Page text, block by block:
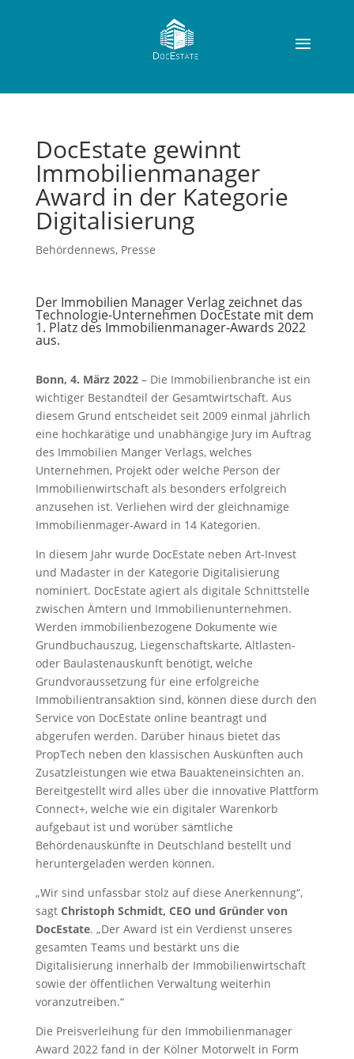
DocEstate gewinnt
Immobilienmanager
Award in der Kategorie
Digitalisierung
Behördennews, Presse
Der Immobilien Manager Verlag zeichnet das
Technologie-Unternehmen DocEstate mit dem
1. Platz des Immobilienmanager-Awards 2022
aus.
Bonn, 4. März 2022 – Die Immobilienbranche ist ein
wichtiger Bestandteil der Gesamtwirtschaft. Aus
diesem Grund entscheidet seit 2009 einmal jährlich
eine hochkarätige und unabhängige Jury im Auftrag
des Immobilien Manger Verlags, welches
Unternehmen, Projekt oder welche Person der
Immobilienwirtschaft als besonders erfolgreich
anzusehen ist. Verliehen wird der gleichnamige
Immobilienmager-Award in 14 Kategorien.
In diesem Jahr wurde DocEstate neben Art-Invest
und Madaster in der Kategorie Digitalisierung
nominiert. DocEstate agiert als digitale Schnittstelle
zwischen Ämtern und Immobilienunternehmen.
Werden immobilienbezogene Dokumente wie
Grundbuchauszug, Liegenschaftskarte, Altlasten-
oder Baulastenauskunft benötigt, welche
Grundvoraussetzung für eine erfolgreiche
Immobilientransaktion sind, können diese durch den
Service von DocEstate online beantragt und
abgerufen werden. Darüber hinaus bietet das
PropTech neben den klassischen Auskünften auch
Zusatzleistungen wie etwa Bauakteneinsichten an.
Bereitgestellt wird alles über die innovative Plattform
Connect+, welche wie ein digitaler Warenkorb
aufgebaut ist und worüber sämtliche
Behördenauskünfte in Deutschland bestellt und
heruntergeladen werden können.
„Wir sind unfassbar stolz auf diese Anerkennung“,
sagt Christoph Schmidt, CEO und Gründer von
DocEstate. „Der Award ist ein Verdienst unseres
gesamten Teams und bestärkt uns die
Digitalisierung innerhalb der Immobilienwirtschaft
sowie der öffentlichen Verwaltung weiterhin
voranzutreiben.“
Die Preisverleihung für den Immobilienmanager
Award 2022 fand in der Kölner Motorwelt in Form